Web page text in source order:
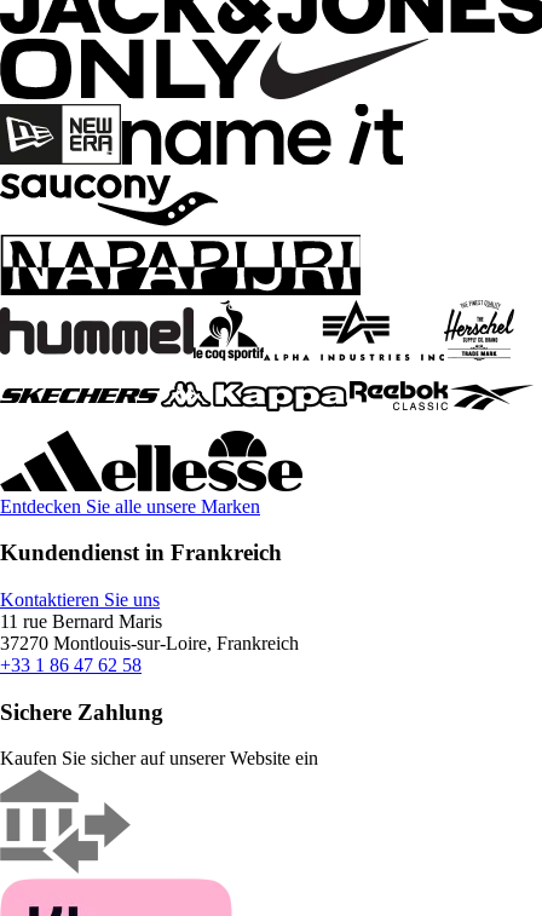
Entdecken Sie alle unsere Marken
Kundendienst in Frankreich
Kontaktieren Sie uns
11 rue Bernard Maris
37270 Montlouis-sur-Loire, Frankreich
+33 1 86 47 62 58
Sichere Zahlung
Kaufen Sie sicher auf unserer Website ein